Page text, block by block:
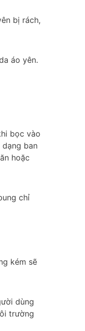
bị rách,
áo yên.
bọc vào
ban
hoặc
chỉ
kém sẽ
dùng
trường